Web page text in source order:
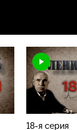
18-я серия